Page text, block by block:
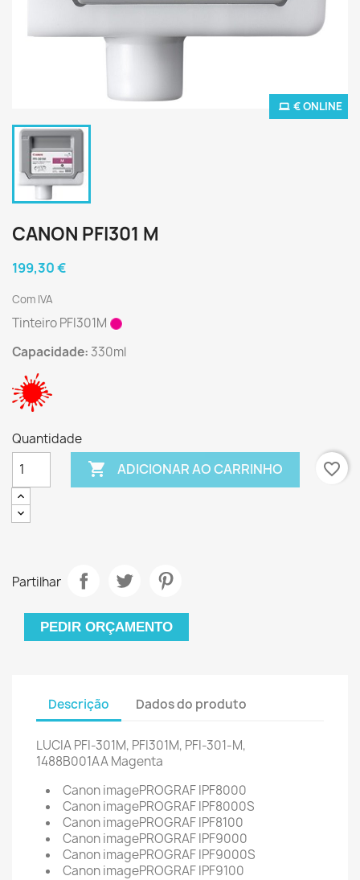
€ ONLINE
CANON PFI301 M
199,30 €
Com IVA
Tinteiro PFI301M
Capacidade: 330ml
Quantidade
 ADICIONAR AO CARRINHO favorite_border
Partilhar
PEDIR ORÇAMENTO
Descrição Dados do produto
LUCIA PFI-301M, PFI301M, PFI-301-M,
1488B001AAMagenta
Canon imagePROGRAF IPF8000
Canon imagePROGRAF IPF8000S
Canon imagePROGRAF IPF8100
Canon imagePROGRAF IPF9000
Canon imagePROGRAF IPF9000S
Canon imagePROGRAF IPF9100